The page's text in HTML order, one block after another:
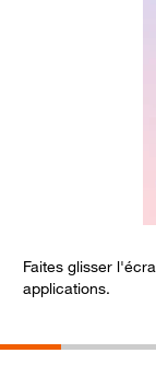
Faites glisser
applications.